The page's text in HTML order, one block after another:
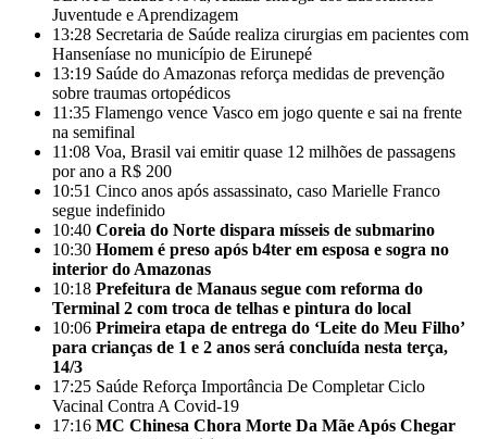
Juventude e Aprendizagem
13:28 Secretaria de Saúde realiza cirurgias em pacientes com
Hanseníase no município de Eirunepé
13:19 Saúde do Amazonas reforça medidas de prevenção
sobre traumas ortopédicos
11:35 Flamengo vence Vasco em jogo quente e sai na frente
na semifinal
11:08 Voa, Brasil vai emitir quase 12 milhões de passagens
por ano a R$ 200
10:51 Cinco anos após assassinato, caso Marielle Franco
segue indefinido
10:40 Coreia do Norte dispara mísseis de submarino
10:30 Homem é preso após b4ter em esposa e sogra no
interior do Amazonas
10:18 Prefeitura de Manaus segue com reforma do
Terminal 2 com troca de telhas e pintura do local
10:06 Primeira etapa de entrega do ‘Leite do Meu Filho’
para crianças de 1 e 2 anos será concluída nesta terça,
14/3
17:25 Saúde Reforça Importância De Completar Ciclo
Vacinal Contra A Covid-19
17:16 MC Chinesa Chora Morte Da Mãe Após Chegar